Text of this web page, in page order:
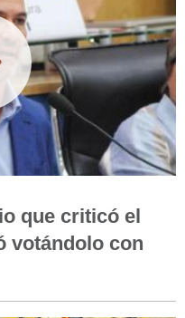
que criticó el
votándolo con